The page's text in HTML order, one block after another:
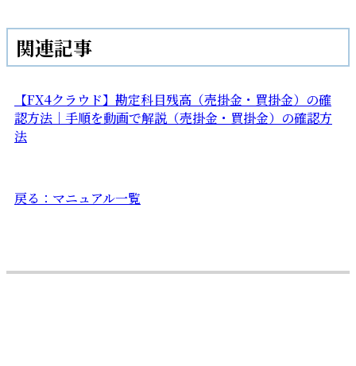
関連記事
【FX4クラウド】勘定科目残高（売掛金・買掛金）の確
認方法｜手順を動画で解説（売掛金・買掛金）の確認方
法
戻る：マニュアル一覧